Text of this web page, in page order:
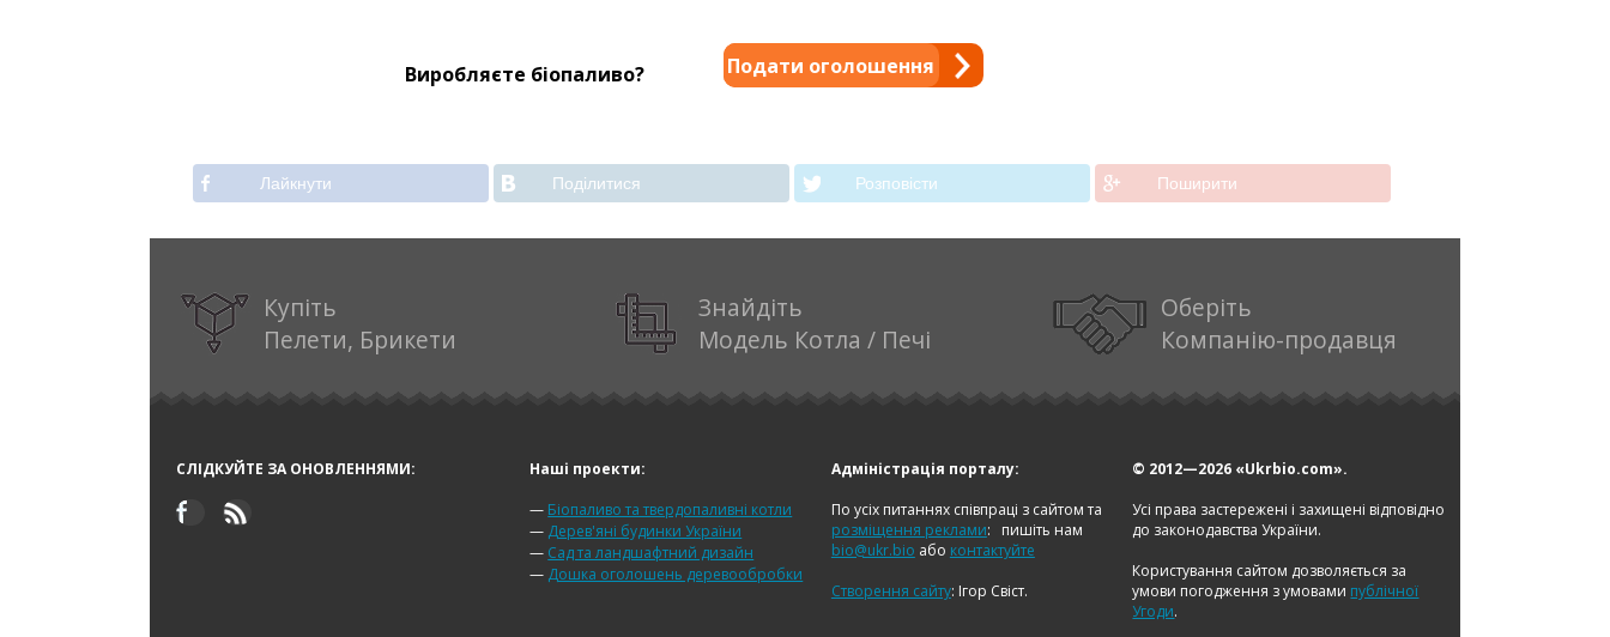
Виробляєте біопаливо? Подати оголошення
Лайкнути Подiлитися Розповiсти Поширити
Купіть
Пелети, Брикети
Знайдіть
Модель Котла / Печі
Оберіть
Компанію-продавця
СЛІДКУЙТЕ ЗА ОНОВЛЕННЯМИ:
Наші проекти:
— Біопаливо та твердопаливні котли
— Дерев'яні будинки України
— Сад та ландшафтний дизайн
— Дошка оголошень деревообробки
Адміністрація порталу:
По усіх питаннях співпраці з сайтом та
розміщення реклами:
пишіть нам
bio@ukr.bio або контактуйте
Створення сайту: Ігор Свіст.
© 2012—2026 «Ukrbio.com».
Усі права застережені і захищені відповідно
до законодавства України.
Користування сайтом дозволяється за
умови погодження з умовами публічної
Угоди.